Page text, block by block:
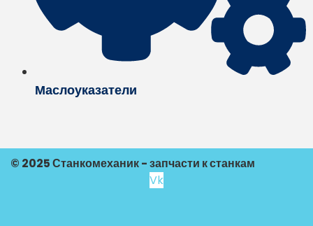
Маслоуказатели
© 2025 Станкомеханик - запчасти к станкам
Vk